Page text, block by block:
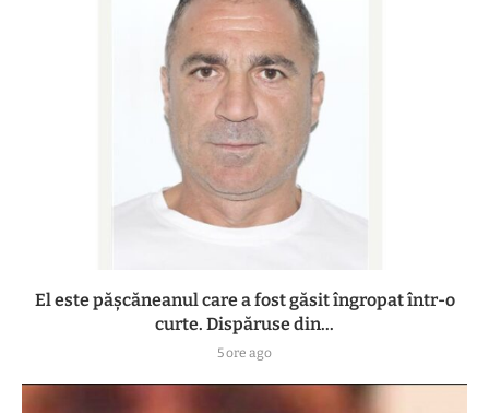
El este pășcăneanul care a fost găsit îngropat într-o
curte. Dispăruse din...
5 ore ago